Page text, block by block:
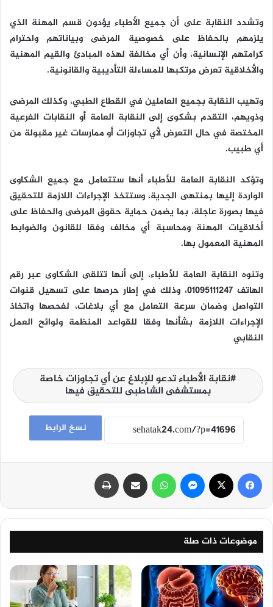
وتشدد النقابة على أن جميع الأطباء يؤدون قسم المهنة الذي
يلزمهم بالحفاظ على خصوصية المرضى وبياناتهم واحترام
كرامتهم الإنسانية، وأن أي مخالفة لهذه المبادئ والقيم المهنية
والأخلاقية تعرض مرتكبها للمساءلة التأديبية والقانونية.
وتهيب النقابة بجميع العاملين في القطاع الطبي، وكذلك المرضى
وذويهم، التقدم بشكوى إلى النقابة العامة أو النقابات الفرعية
المختصة في حال التعرض لأي تجاوزات أو ممارسات غير مقبولة من
أي طبيب.
وتؤكد النقابة العامة للأطباء أنها ستتعامل مع جميع الشكاوى
الواردة إليها بمنتهى الجدية، وستتخذ الإجراءات اللازمة للتحقيق
فيها بصورة عاجلة، بما يضمن حماية حقوق المرضى والحفاظ على
أخلاقيات المهنة ومحاسبة أي مخالف وفقا للقانون والضوابط
المهنية المعمول بها.
وتنوه النقابة العامة للأطباء، إلى أنها تتلقى الشكاوى عبر رقم
الهاتف 01095111247، وذلك في إطار حرصها على تسهيل قنوات
التواصل وضمان سرعة التعامل مع أي بلاغات، لفحصها واتخاذ
الإجراءات اللازمة بشأنها وفقا للقواعد المنظمة ولوائح العمل
النقابي
نقابة الأطباء تدعو للإبلاغ عن أي تجاوزات خاصة
بمستشفى الشاطبى للتحقيق فيها
نسخ الرابط
فيسبوك ماسنجر واتساب مشاركة عبر البريد
موضوعات ذات صلة